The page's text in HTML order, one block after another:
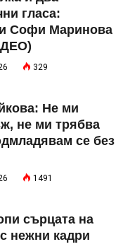
гласа:
Софи Маринова
329
Не ми
не ми трябва
се без
1491
сърцата на
нежни кадри